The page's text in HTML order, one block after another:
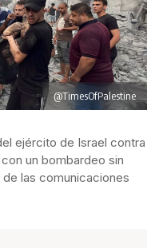
@TimesOfPalestine
ejército de Israel contra
un bombardeo sin
las comunicaciones